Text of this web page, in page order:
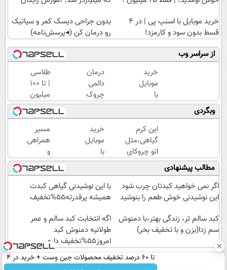
خرید موبایل با اسنپ پی | در ۴
قسط بدون سود و کارمزد!
بدون جراحی دیسک کمر و سیاتیک
رو درمان کن (◂پرسش‌نامه)
از سراسر وب
خرید
موبایل
با
اسنپ
پی | در
۴
قسط
بدون
سود و
کارمزد!
درمان
دائمی
چروک
های
پوستی
در
منزل!
خرید
محصول
با
تخفیف
طلاسی
| تا 100
میلیون
وام
آنی
خرید
طلا💰
ثبت
نام
کن!
وبگردی
این کرم
گیاهی،مثل
اتو چروکای
پوستتوصاف
میکنه!50%تخفیف
خرید
موبایل
با
اسنپ
پی | در
۴
قسط
سود و
کارمزد!
مسیر
همراهی
و
گزارش
عملکرد
گروه
اسنپ
۱۴۰۴
مطالب پیشنهادی
اگر نمی خواهید کبدتان چرب شود
این نوشیدنی خوش طعم را بنوشید
با این نوشیدنی گیاهی کبدت
همیشه پرقدرته55%تخفیف
کبد سالم تر، زندگی بهتر،با دمنوش
سم زدا(بزن و با تخفیف بخر)
اگه انتخابت کبد سالم و عمر
طولانیه دمنوش کبد
امروز55%تخفیف داره
تا 60 درصد تخفیف محصولات جین وست + خرید در 4
عصر ایران۲ درباره عصرایران تماس با ما